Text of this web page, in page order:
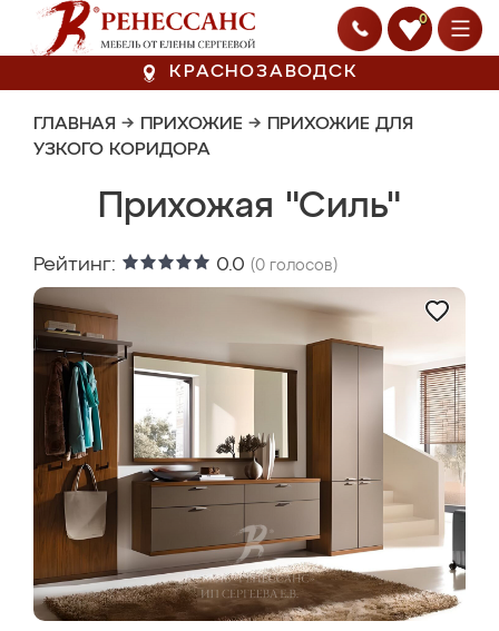
0
КРАСНОЗАВОДСК
ГЛАВНАЯ → ПРИХОЖИЕ → ПРИХОЖИЕ ДЛЯ
УЗКОГО КОРИДОРА
Прихожая "Силь"
Рейтинг: 0.0 (0 голосов)